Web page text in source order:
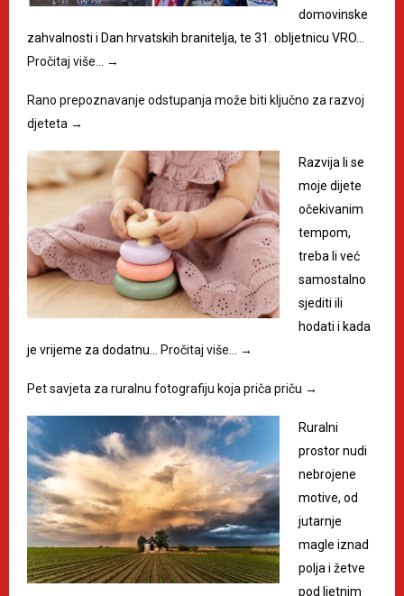
domovinske
zahvalnosti i Dan hrvatskih branitelja, te 31. obljetnicu VRO…
Pročitaj više…
→
Rano prepoznavanje odstupanja može biti ključno za razvoj
djeteta →
Razvija li se
moje dijete
očekivanim
tempom,
treba li već
samostalno
sjediti ili
hodati i kada
je vrijeme za dodatnu…
Pročitaj više… →
Pet savjeta za ruralnu fotografiju koja priča priču →
Ruralni
prostor nudi
nebrojene
motive, od
jutarnje
magle iznad
polja i žetve
pod ljetnim